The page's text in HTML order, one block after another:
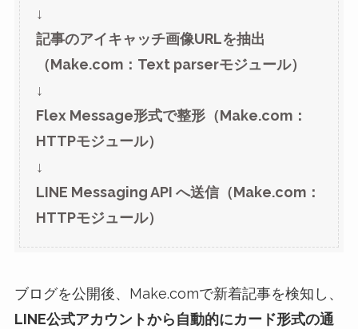
↓
記事のアイキャッチ画像URLを抽出
（Make.com：Text parserモジュール）
↓
Flex Message形式で整形（Make.com：
HTTPモジュール）
↓
LINE Messaging API へ送信（Make.com：
HTTPモジュール）
ブログを公開後、Make.comで新着記事を検知し、
LINE公式アカウントから自動的にカード形式の通